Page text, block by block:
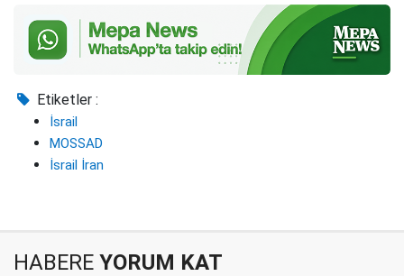
Etiketler :
İsrail
MOSSAD
İsrail İran
HABERE YORUM KAT